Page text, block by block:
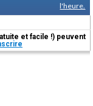
l'heure.
et facile !) peuvent